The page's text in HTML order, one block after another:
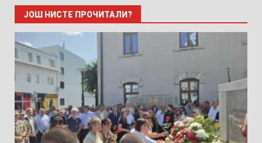
ЈОШ НИСТЕ ПРОЧИТАЛИ?